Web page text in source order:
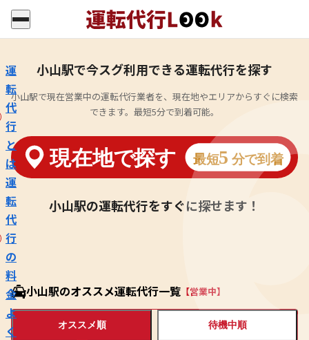
運
転
代
行
と
は
運
転
代
行
の
料
金
よ
く
小山駅で今スグ利用できる運転代行を探す
小山駅で現在営業中の運転代行業者を、現在地やエリアからすぐに検索
できます。最短5分で到着可能。
小山駅の運転代行をすぐに探せます！
小山駅のオススメ運転代行一覧 【営業中】
オススメ順 待機中順